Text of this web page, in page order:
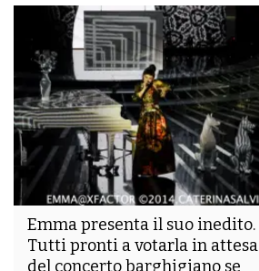
Emma presenta il suo inedito.
Tutti pronti a votarla in attesa
del concerto barghigiano se